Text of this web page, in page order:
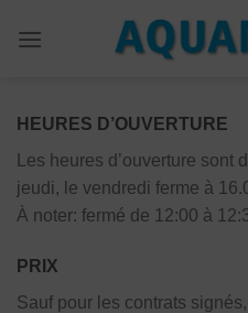
HEURES D’OUVERTURE
Les heures d’ouverture
jeudi, le vendredi ferme à
À noter: fermé de 12:00 à
PRIX
Sauf pour les contrats